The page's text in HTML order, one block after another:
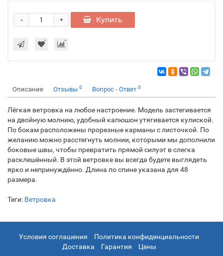
+
- Купить
Описание Отзывы 0 Вопрос - Ответ 0
Лёгкая ветровка на любое настроение. Модель застегивается
на двойную молнию, удобный капюшон утягивается кулиской.
По бокам расположены прорезные карманы с листочкой. По
желанию можно расстегнуть молнии, которыми мы дополнили
боковые швы, чтобы превратить прямой силуэт в слегка
расклешённый. В этой ветровке вы всегда будете выглядеть
ярко и непринуждённо. Длина по спине указана для 48
размера.
Теги: Ветровка
Условия соглашения
Политика конфиденциальности
Доставка
Гарантия Цены